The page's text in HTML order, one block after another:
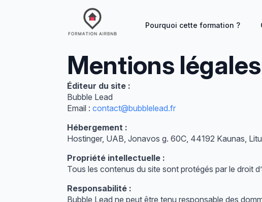
Pourquoi cette formation ?
Mentions légales
Éditeur du site :
Bubble Lead
Email : contact@bubblelead.fr
Hébergement :
Hostinger, UAB, Jonavos g. 60C, 44192 Kaunas,
Propriété intellectuelle :
Tous les contenus du site sont protégés par le droit
Responsabilité :
Bubble Lead ne peut être tenu responsable des